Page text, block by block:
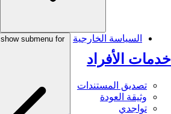
خدمات الأفراد
تصديق المستندات
وثيقة العودة
تواجدي
السياسة الخارجية show submenu for السياسة الخارجية